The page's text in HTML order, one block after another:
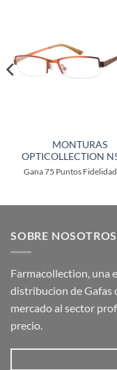
MONTURAS
OPTICOLLECTION
Gana75 Puntos
SOBRE NOSOTROS
Farmacollection, una
distribucion de Gafas
mercado al sector
precio.